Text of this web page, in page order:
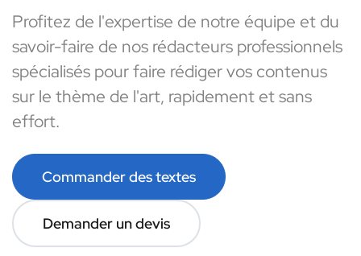
Profitez de l'expertise de notre équipe et du
savoir-faire de nos rédacteurs professionnels
spécialisés pour faire rédiger vos contenus
sur le thème de l'art, rapidement et sans
effort.
Commander des textes
Demander un devis